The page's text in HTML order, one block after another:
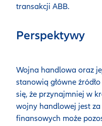
transakcji ABB.
Perspektywy
Wojna handlowa oraz
stanowią główne
się, że przynajmniej w
wojny handlowej jest
finansowych może